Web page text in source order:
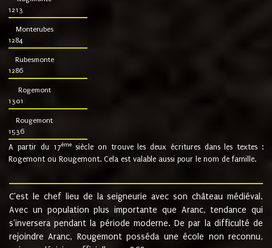
1213
Monterubes
1284
Rubesmonte
1286
Rogemont
1301
Rougemont
1536
A partir du 17ème siècle on trouve les deux écritures dans les textes :
Rogemont ou Rougemont. Cela est valable aussi pour le nom de famille.
C'est le chef lieu de la seigneurie avec son château médiéval.
Avec un population plus importante que Aranc, tendance qui
s'inversera pendant la période moderne. De par la difficulté de
rejoindre Aranc, Rougemont posséda une école non reconnu,